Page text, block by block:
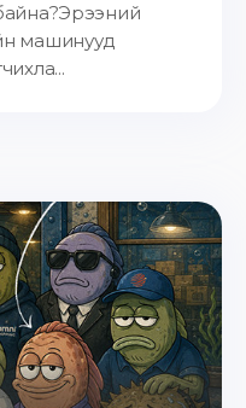
машинууд